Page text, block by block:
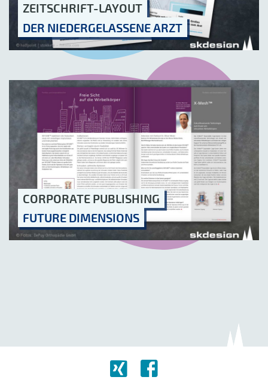
ZEITSCHRIFT-LAYOUT
DER NIEDERGELASSENE ARZT
CORPORATE PUBLISHING
FUTURE DIMENSIONS